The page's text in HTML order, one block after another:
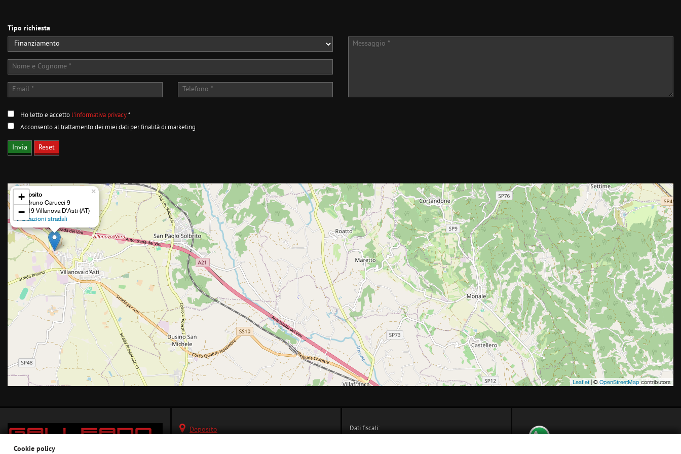
Tipo richiesta
Ho letto e accetto l'informativa privacy*
Acconsento al trattamento dei miei dati per finalità di marketing
Deposito
Via Bruno Carucci 9
14019 Villanova D'Asti (AT)
Indicazioni stradali
×
+
−
Leaflet| ©OpenStreetMapcontributors
Deposito
Dati fiscali:
Cookie policy